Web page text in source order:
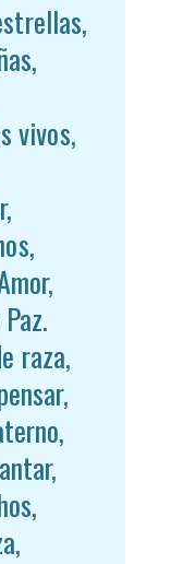
vivos,
raza,